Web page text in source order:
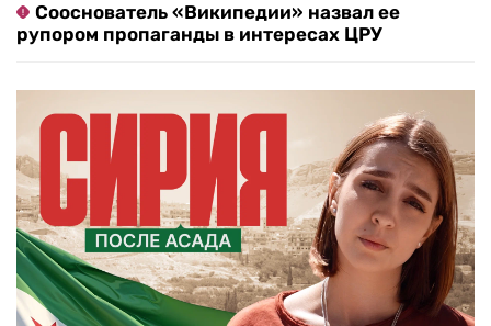
Сооснователь «Википедии» назвал ее
рупором пропаганды в интересах ЦРУ